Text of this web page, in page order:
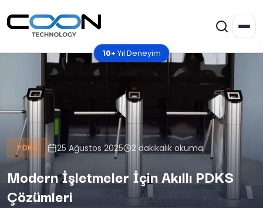
10+ Yıl Deneyim
PDKS 25 Ağustos 2025 2 dakikalık okuma
Modern İşletmeler İçin Akıllı PDKS
Çözümleri